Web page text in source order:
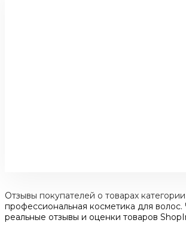
Отзывы покупателей о товарах категории
профессиональная косметика для волос.
реальные отзывы и оценки товаров